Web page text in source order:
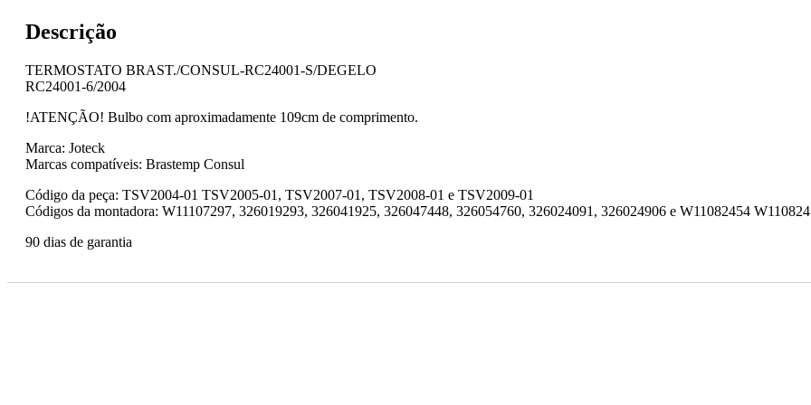
Descrição
TERMOSTATO BRAST./CONSUL-RC24001-S/DEGELO
RC24001-6/2004
!ATENÇÃO! Bulbo com aproximadamente 109cm de comprimento.
Marca: Joteck
Marcas compatíveis: Brastemp Consul
Código da peça: TSV2004-01 TSV2005-01, TSV2007-01, TSV2008-01 e TSV2009-01
Códigos da montadora: W11107297, 326019293, 326041925, 326047448, 326054760, 326024091, 326024906 e W11082454
90 dias de garantia